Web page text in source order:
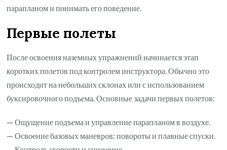
парапланом и понимать его поведение.
Первые полеты
После освоения наземных упражнений начинается этап
коротких полетов под контролем инструктора. Обычно это
происходит на небольших склонах или с использованием
буксировочного подъема. Основные задачи первых полетов:
— Ощущение подъема и управление парапланом в воздухе.
— Освоение базовых маневров: повороты и плавные спуски.